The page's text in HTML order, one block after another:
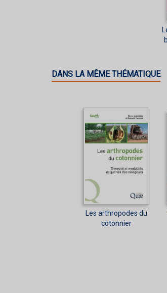
DANS LA MÊME THÉMATIQUE
Les arthropodes du
cotonnier